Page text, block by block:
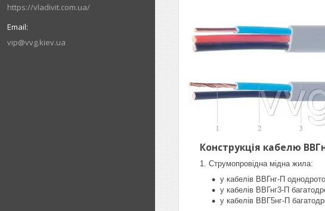
https://vladivit.com.ua/
vip@vvg.kiev.ua
Конструкція кабелю
Струмопровідна мідна жила:
у кабелів ВВГнг-П
у кабелів ВВГнг3-П
у кабелів ВВГ5нг-П